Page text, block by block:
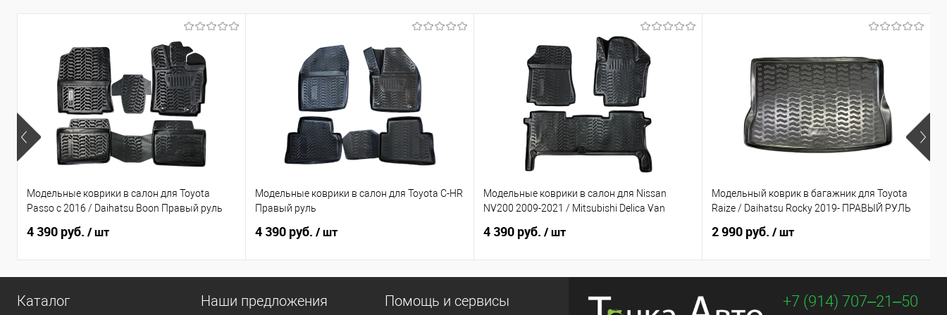
Модельные коврики в салон для Toyota
Passo с 2016 / Daihatsu Boon Правый руль
4 390 руб. / шт
Модельные коврики в салон для Toyota C-HR
Правый руль
4 390 руб. / шт
Модельные коврики в салон для Nissan
NV200 2009-2021 / Mitsubishi Delica Van
4 390 руб. / шт
Модельный коврик в багажник для Toyota
Raize / Daihatsu Rocky 2019- ПРАВЫЙ РУЛЬ
2 990 руб. / шт
Каталог Наши предложения Помощь и сервисы +7 (914) 707‒21‒50